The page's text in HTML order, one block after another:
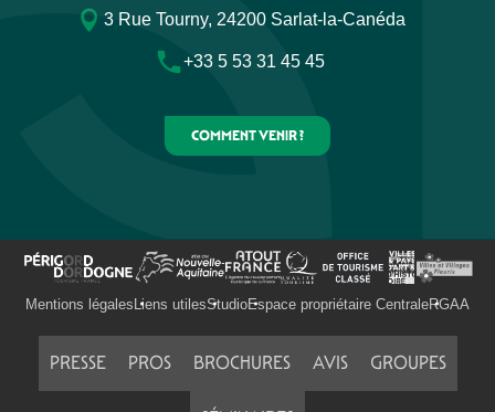
3 Rue Tourny, 24200 Sarlat-la-Canéda
+33 5 53 31 45 45
COMMENT VENIR ?
Mentions légales Liens utilesStudioEspace propriétaire CentraleRGAA
PRESSE PROS BROCHURES AVIS GROUPES